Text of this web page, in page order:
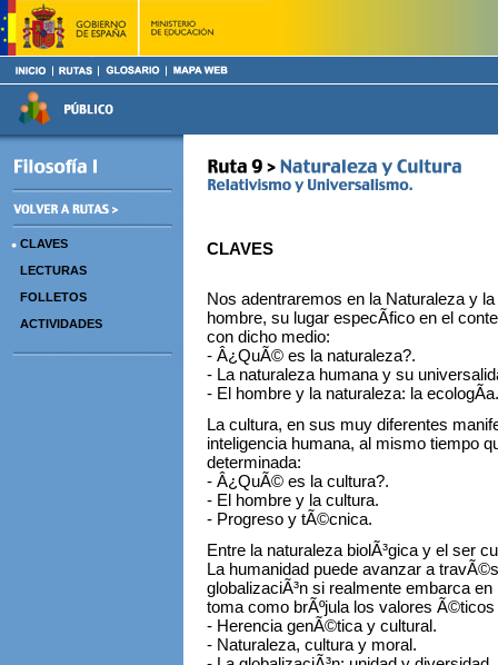
CLAVES
LECTURAS
FOLLETOS
ACTIVIDADES
CLAVES
Nos adentraremos en la Naturaleza y
hombre, su lugar especÃ­fico en el
con dicho medio:
- Â¿QuÃ© es la naturaleza?.
- La naturaleza humana y su
- El hombre y la naturaleza: la ecologÃ­a.
La cultura, en sus muy diferentes
inteligencia humana, al mismo tiempo
determinada:
- Â¿QuÃ© es la cultura?.
- El hombre y la cultura.
- Progreso y tÃ©cnica.
Entre la naturaleza biolÃ³gica y el ser
La humanidad puede avanzar a
globalizaciÃ³n si realmente embarca
toma como brÃºjula los valores
- Herencia genÃ©tica y cultural.
- Naturaleza, cultura y moral.